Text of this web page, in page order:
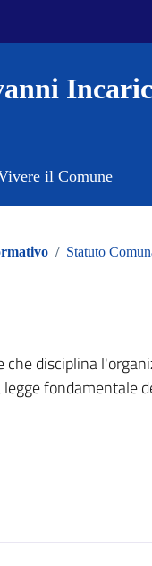
il Comune
/ Statuto
disciplina
fondamentale